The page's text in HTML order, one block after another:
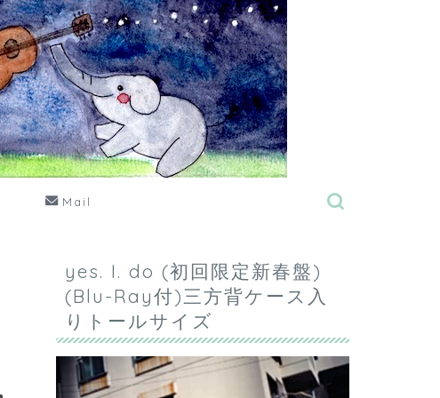
Mail
yes. I. do (初回限定新春盤)
(Blu-Ray付)三方背ケース入
りトールサイズ